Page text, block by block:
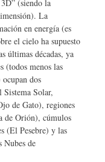
(siendo la
La
en energía (es
el cielo ha supuesto
últimas décadas, ya
(todos menos las
dos
Sistema Solar,
de Gato), regiones
de Orión), cúmulos
(El Pesebre) y las
Nubes de